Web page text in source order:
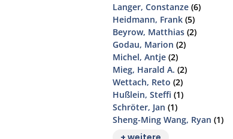
Langer, Constanze (6)
Heidmann, Frank (5)
Beyrow, Matthias (2)
Godau, Marion (2)
Michel, Antje (2)
Mieg, Harald A. (2)
Wettach, Reto (2)
Hußlein, Steffi (1)
Schröter, Jan (1)
Sheng-Ming Wang, Ryan (1)